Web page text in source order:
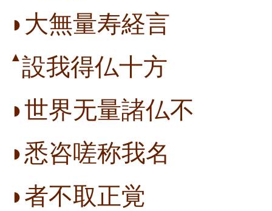
◗大無量寿経言
▲ 設我得仏十方
◗世界无量諸仏不
◗悉咨嗟称我名
◗者不取正覚